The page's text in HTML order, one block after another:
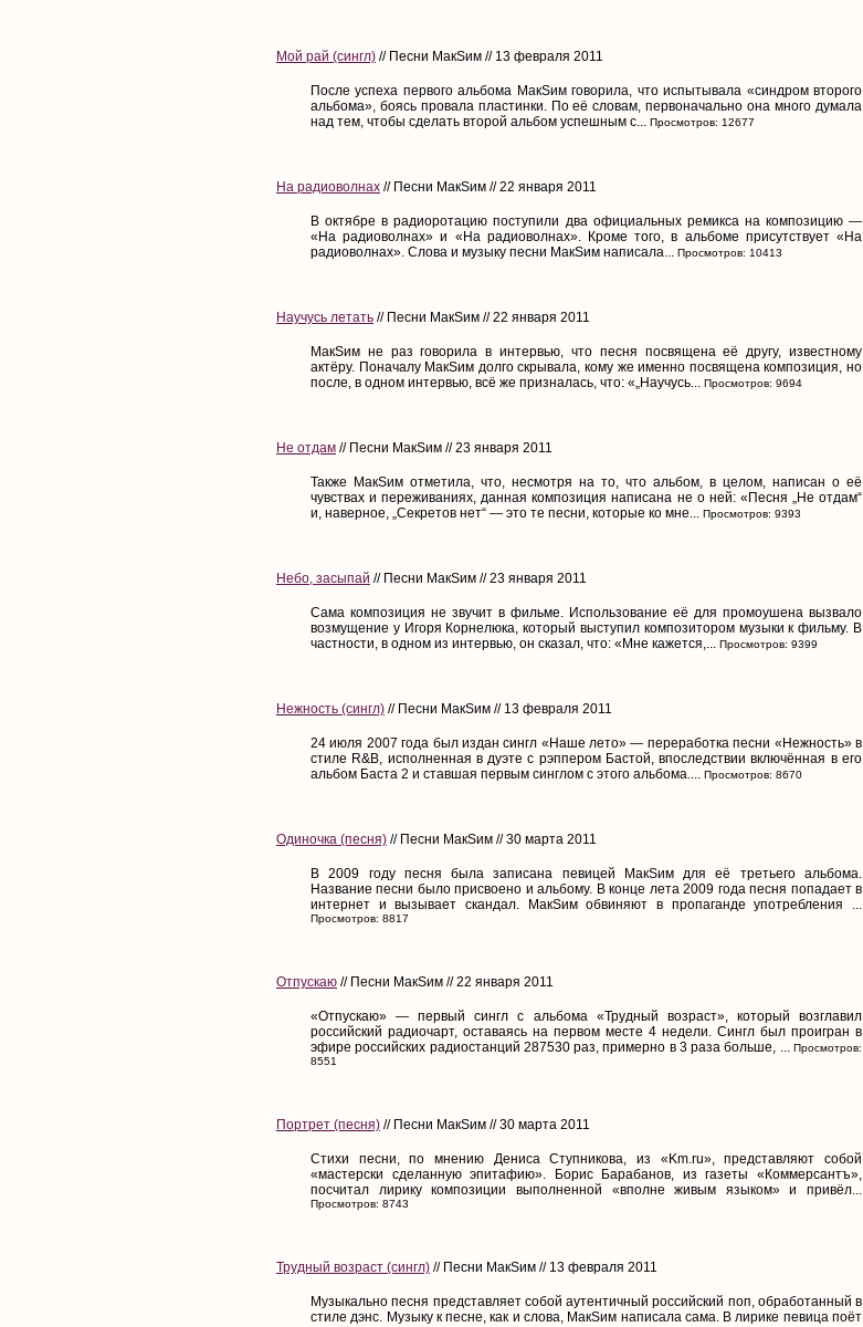
Мой рай (сингл) // Песни МакSим // 13 февраля 2011
После успеха первого альбома МакSим говорила, что испытывала «синдром второго
альбома», боясь провала пластинки. По её словам, первоначально она много думала
над тем, чтобы сделать второй альбом успешным с... Просмотров: 12677
На радиоволнах // Песни МакSим // 22 января 2011
В октябре в радиоротацию поступили два официальных ремикса на композицию —
«На радиоволнах» и «На радиоволнах». Кроме того, в альбоме присутствует «На
радиоволнах». Слова и музыку песни МакSим написала... Просмотров: 10413
Научусь летать // Песни МакSим // 22 января 2011
МакSим не раз говорила в интервью, что песня посвящена её другу, известному
актёру. Поначалу МакSим долго скрывала, кому же именно посвящена композиция, но
после, в одном интервью, всё же призналась, что: «„Научусь... Просмотров: 9694
Не отдам // Песни МакSим // 23 января 2011
Также МакSим отметила, что, несмотря на то, что альбом, в целом, написан о её
чувствах и переживаниях, данная композиция написана не о ней: «Песня „Не отдам“
и, наверное, „Секретов нет“ — это те песни, которые ко мне... Просмотров: 9393
Небо, засыпай // Песни МакSим // 23 января 2011
Сама композиция не звучит в фильме. Использование её для промоушена вызвало
возмущение у Игоря Корнелюка, который выступил композитором музыки к фильму. В
частности, в одном из интервью, он сказал, что: «Мне кажется,... Просмотров: 9399
Нежность (сингл) // Песни МакSим // 13 февраля 2011
24 июля 2007 года был издан сингл «Наше лето» — переработка песни «Нежность» в
стиле R&B, исполненная в дуэте с рэппером Бастой, впоследствии включённая в его
альбом Баста 2 и ставшая первым синглом с этого альбома.... Просмотров: 8670
Одиночка (песня) // Песни МакSим // 30 марта 2011
В 2009 году песня была записана певицей МакSим для её третьего альбома.
Название песни было присвоено и альбому. В конце лета 2009 года песня попадает в
интернет и вызывает скандал. МакSим обвиняют в пропаганде употребления ...
Просмотров: 8817
Отпускаю // Песни МакSим // 22 января 2011
«Отпускаю» — первый сингл с альбома «Трудный возраст», который возглавил
российский радиочарт, оставаясь на первом месте 4 недели. Сингл был проигран в
эфире российских радиостанций 287530 раз, примерно в 3 раза больше, ... Просмотров:
8551
Портрет (песня) // Песни МакSим // 30 марта 2011
Стихи песни, по мнению Дениса Ступникова, из «Km.ru», представляют собой
«мастерски сделанную эпитафию». Борис Барабанов, из газеты «Коммерсантъ»,
посчитал лирику композиции выполненной «вполне живым языком» и привёл...
Просмотров: 8743
Трудный возраст (сингл) // Песни МакSим // 13 февраля 2011
Музыкально песня представляет собой аутентичный российский поп, обработанный в
стиле дэнс. Музыку к песне, как и слова, МакSим написала сама. В лирике певица поёт